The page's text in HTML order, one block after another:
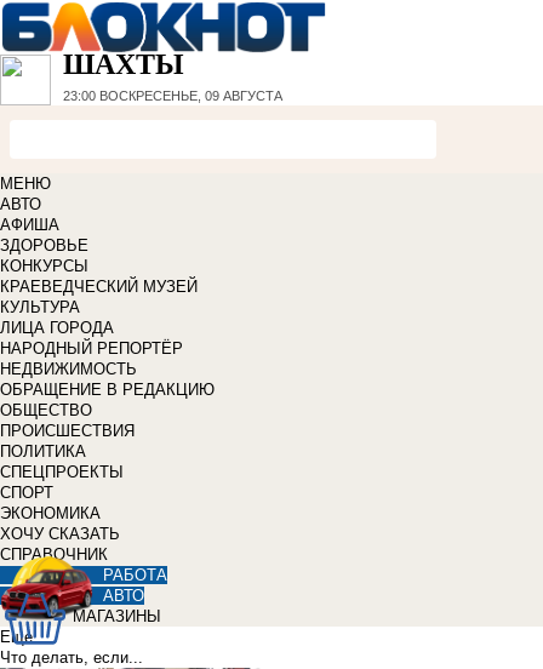
ШАХТЫ
23:00 ВОСКРЕСЕНЬЕ, 09 АВГУСТА
МЕНЮ
АВТО
АФИША
ЗДОРОВЬЕ
КОНКУРСЫ
КРАЕВЕДЧЕСКИЙ МУЗЕЙ
КУЛЬТУРА
ЛИЦА ГОРОДА
НАРОДНЫЙ РЕПОРТЁР
НЕДВИЖИМОСТЬ
ОБРАЩЕНИЕ В РЕДАКЦИЮ
ОБЩЕСТВО
ПРОИСШЕСТВИЯ
ПОЛИТИКА
СПЕЦПРОЕКТЫ
СПОРТ
ЭКОНОМИКА
ХОЧУ СКАЗАТЬ
СПРАВОЧНИК
РАБОТА
АВТО
МАГАЗИНЫ
Еще
Что делать, если...